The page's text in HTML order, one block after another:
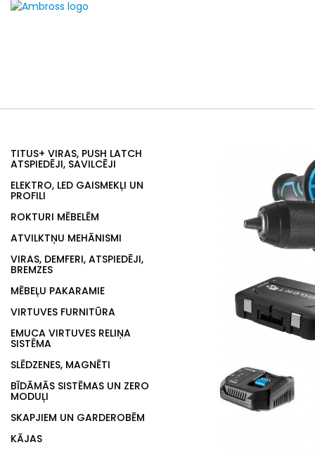
TITUS+ VIRAS, PUSH LATCH
ATSPIEDĒJI, SAVILCĒJI
ELEKTRO, LED GAISMEKĻI UN
PROFILI
ROKTURI MĒBELĒM
ATVILKTŅU MEHĀNISMI
VIRAS, DEMFERI, ATSPIEDĒJI,
BREMZES
MĒBEĻU PAKARAMIE
VIRTUVES FURNITŪRA
EMUCA VIRTUVES RELIŅA
SISTĒMA
SLĒDZENES, MAGNĒTI
BĪDĀMĀS SISTĒMAS UN ZERO
MODUĻI
SKAPJIEM UN GARDEROBĒM
KĀJAS